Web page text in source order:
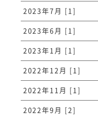
2023年7月 [1]
2023年6月 [1]
2023年1月 [1]
2022年12月 [1]
2022年11月 [1]
2022年9月 [2]